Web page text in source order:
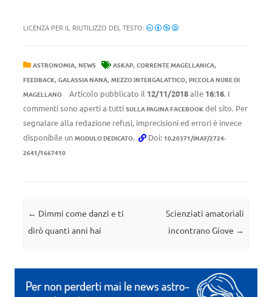
LICENZA PER IL RIUTILIZZO DEL TESTO:
ASTRONOMIA, NEWS ASKAP, CORRENTE MAGELLANICA,
FEEDBACK, GALASSIA NANA, MEZZO INTERGALATTICO, PICCOLA NUBE DI
MAGELLANO
Articolo pubblicato il 12/11/2018alle 16:16. I
commenti sono aperti a tutti SULLA PAGINA FACEBOOK del sito. Per
segnalare alla redazione refusi, imprecisioni ed errori è invece
disponibile un MODULO DEDICATO. Doi: 10.20371/INAF/2724-
2641/1667410
Navigazione articolo
← Dimmi come danzi e ti
dirò quanti anni hai
Scienziati amatoriali
incontrano Giove →